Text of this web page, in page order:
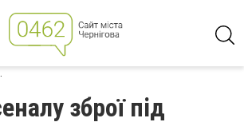
зброї під